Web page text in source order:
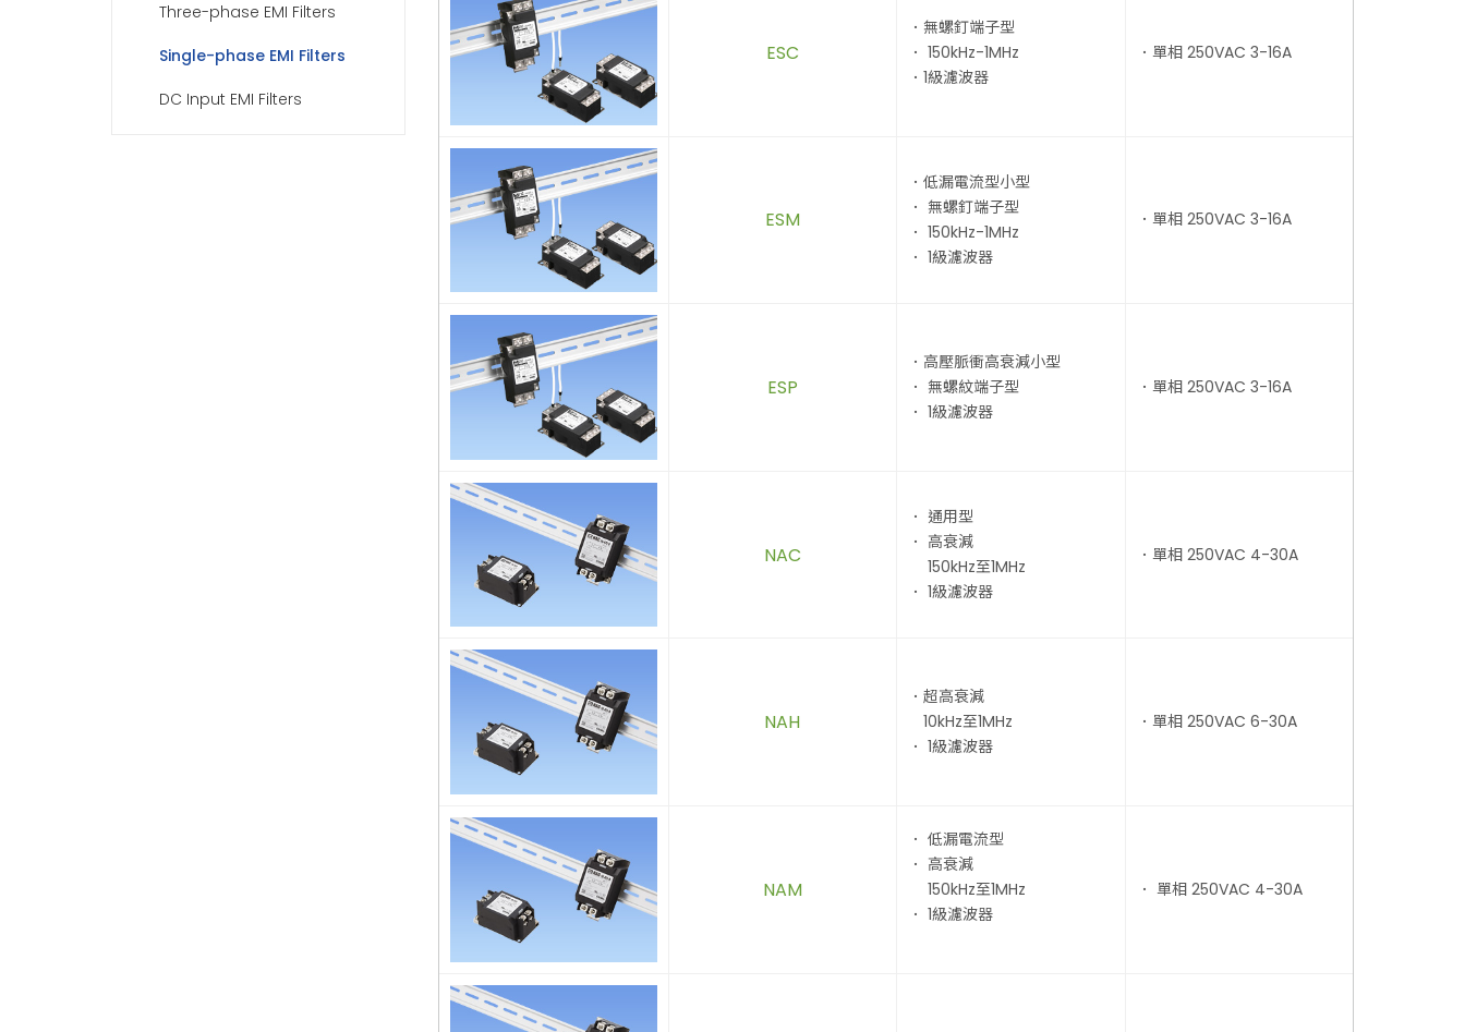
Three-phase EMI Filters
Single-phase EMI Filters
DC Input EMI Filters
ESC
．無螺釘端子型
． 150kHz-1MHz
．1級濾波器
．單相 250VAC 3-16A
ESM
．低漏電流型小型
． 無螺釘端子型
． 150kHz-1MHz
． 1級濾波器
．單相 250VAC 3-16A
ESP
．高壓脈衝高衰減小型
． 無螺紋端子型
． 1級濾波器
．單相 250VAC 3-16A
NAC
． 通用型
． 高衰減
150kHz至1MHz
． 1級濾波器
．單相 250VAC 4-30A
NAH
．超高衰減
10kHz至1MHz
． 1級濾波器
．單相 250VAC 6-30A
NAM
． 低漏電流型
． 高衰減
150kHz至1MHz
． 1級濾波器
． 單相 250VAC 4-30A